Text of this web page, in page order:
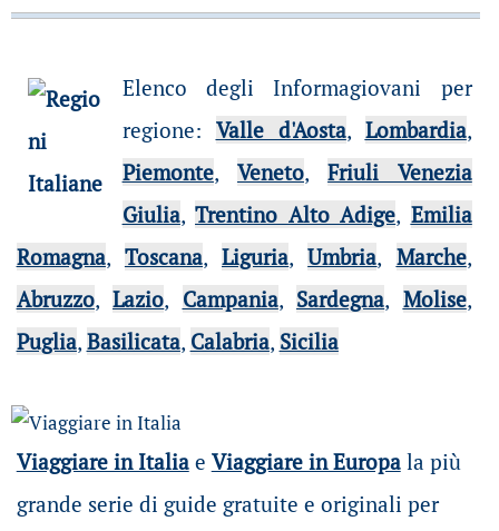
Elenco degli Informagiovani per
regione: Valle d'Aosta, Lombardia,
Piemonte, Veneto,Friuli Venezia
Giulia,Trentino Alto Adige, Emilia
Romagna, Toscana,Liguria,Umbria, Marche,
Abruzzo,Lazio, Campania, Sardegna, Molise,
Puglia, Basilicata, Calabria, Sicilia
Viaggiare in Italiae Viaggiare in Europala più
grande serie di guide gratuite e originali per